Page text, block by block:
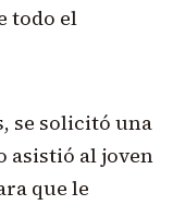
todo el
se solicitó una
asistió al joven
que le